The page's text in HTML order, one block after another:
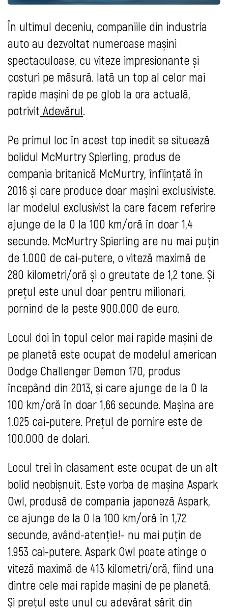
În ultimul deceniu, companiile din industria
auto au dezvoltat numeroase mașini
spectaculoase, cu viteze impresionante și
costuri pe măsură. Iată un top al celor mai
rapide mașini de pe glob la ora actuală,
potrivit Adevărul.
Pe primul loc în acest top inedit se situează
bolidul McMurtry Spierling, produs de
compania britanică McMurtry, înființată în
2016 și care produce doar mașini exclusiviste.
Iar modelul exclusivist la care facem referire
ajunge de la 0 la 100 km/oră în doar 1,4
secunde. McMurtry Spierling are nu mai puțin
de 1.000 de cai-putere, o viteză maximă de
280 kilometri/oră și o greutate de 1,2 tone. Și
prețul este unul doar pentru milionari,
pornind de la peste 900.000 de euro.
Locul doi în topul celor mai rapide mașini de
pe planetă este ocupat de modelul american
Dodge Challenger Demon 170, produs
începând din 2013, și care ajunge de la 0 la
100 km/oră în doar 1,66 secunde. Mașina are
1.025 cai-putere. Prețul de pornire este de
100.000 de dolari.
Locul trei în clasament este ocupat de un alt
bolid neobișnuit. Este vorba de mașina Aspark
Owl, produsă de compania japoneză Aspark,
ce ajunge de la 0 la 100 km/oră în 1,72
secunde, având-atenție!- nu mai puțin de
1.953 cai-putere. Aspark Owl poate atinge o
viteză maximă de 413 kilometri/oră, fiind una
dintre cele mai rapide mașini de pe planetă.
Și prețul este unul cu adevărat sărit din